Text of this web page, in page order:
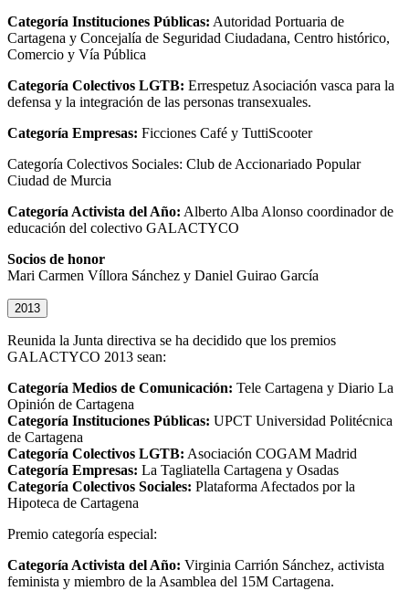
Categoría Instituciones Públicas: Autoridad Portuaria de
Cartagena y Concejalía de Seguridad Ciudadana, Centro histórico,
Comercio y Vía Pública
Categoría Colectivos LGTB: Errespetuz Asociación vasca para la
defensa y la integración de las personas transexuales.
Categoría Empresas: Ficciones Café y TuttiScooter
Categoría Colectivos Sociales: Club de Accionariado Popular
Ciudad de Murcia
Categoría Activista del Año: Alberto Alba Alonso coordinador de
educación del colectivo GALACTYCO
Socios de honor
Mari Carmen Víllora Sánchez y Daniel Guirao García
2013
Reunida la Junta directiva se ha decidido que los premios
GALACTYCO 2013 sean:
Categoría Medios de Comunicación: Tele Cartagena y Diario La
Opinión de Cartagena
Categoría Instituciones Públicas: UPCT Universidad Politécnica
de Cartagena
Categoría Colectivos LGTB: Asociación COGAM Madrid
Categoría Empresas: La Tagliatella Cartagena y Osadas
Categoría Colectivos Sociales: Plataforma Afectados por la
Hipoteca de Cartagena
Premio categoría especial:
Categoría Activista del Año: Virginia Carrión Sánchez, activista
feminista y miembro de la Asamblea del 15M Cartagena.